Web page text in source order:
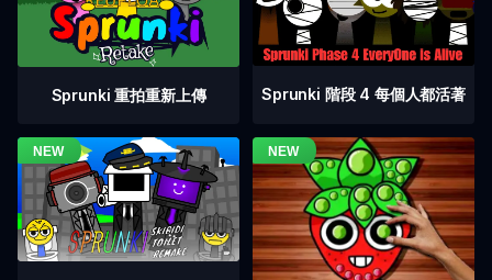
Sprunki 重拍重新上傳 Sprunki 階段 4 每個人都活著